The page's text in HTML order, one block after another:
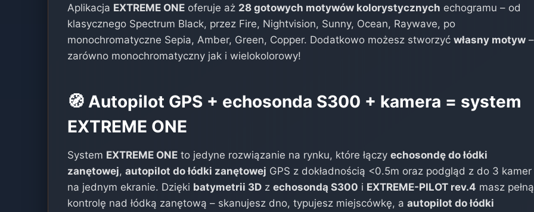
Aplikacja EXTREME ONE oferuje aż 28 gotowych motywów kolorystycznych echogramu – od
klasycznego Spectrum Black, przez Fire, Nightvision, Sunny, Ocean, Raywave, po
monochromatyczne Sepia, Amber, Green, Copper. Dodatkowo możesz stworzyćwłasny motyw –
zarówno monochromatyczny jak i wielokolorowy!
🧭 Autopilot GPS + echosonda S300 + kamera = system
EXTREME ONE
System EXTREME ONE to jedyne rozwiązanie na rynku, które łączyechosondę do łódki
zanętowej,autopilot do łódki zanętowej GPS z dokładnością <0.5m oraz podgląd z do 3 kamer
na jednym ekranie. Dzięki batymetrii 3D zechosondą S300 i EXTREME-PILOT rev.4 masz pełną
kontrolę nad łódką zanętową – skanujesz dno, typujesz miejscówkę, aautopilot do łódki